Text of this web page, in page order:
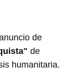
de
de
humanitaria.